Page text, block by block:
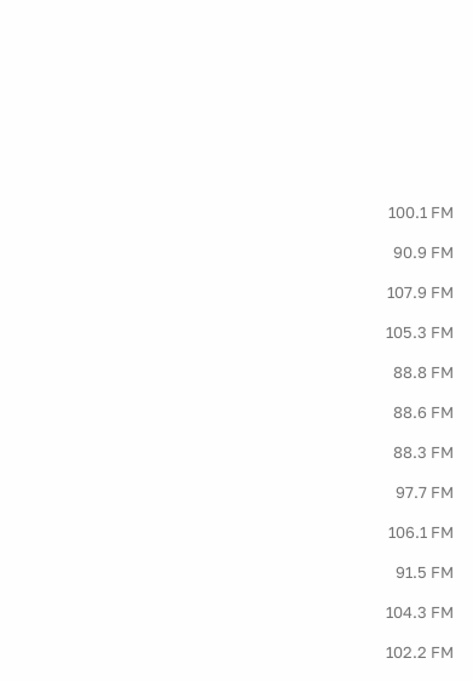
100.1 FM
90.9 FM
107.9 FM
105.3 FM
88.8 FM
88.6 FM
88.3 FM
97.7 FM
106.1 FM
91.5 FM
104.3 FM
102.2 FM